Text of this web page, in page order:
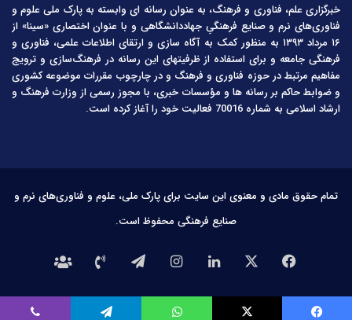
خبرگزاری علم، فناوری و فرهنگ، به عنوان رسانه ای وابسته به پارک ملی علوم و
فناوری‌های نرم و صنایع فرهنگیِ جهاددانشگاهی و با عنوان اختصاری «سینا» از
۱۶ مرداد ۱۳۹۳ به منظور کمک به آگاه سازی و ارتقای اطلاعات علمی، فناوری و
فرهنگی جامعه و برای استفاده از ظرفیتهای این رسانه در فرهنگ‌سازی و ترویج
مفاهیم مرتبط در حوزه فناوری و فرهنگ و در چارچوب مقررات موضوعه کشوری
و ضوابط حاکم بر رسانه ها و مؤسسات خبری، با مجوز رسمی از وزارت فرهنگ و
ارشاد اسلامی به شماره 70016 فعالیت خود را آغاز کرده است.
تمام حقوق مادی و معنوی این سایت برای پارک ملی، علوم و فناوری‌های نرم و
صنایع فرهنگی محفوظ است.
فیس
بوک
لینکدیناینستاگرامتلگرامتماس
با
درباره
ما